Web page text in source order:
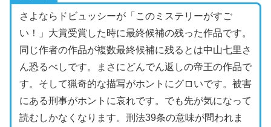
さよならドビュッシーが「このミステリーがすご
い！」大賞受賞した時に最終候補の残った作品です。
同じ作者の作品が複数最終候補に残るとは中山七里さ
ん恐るべしです。まさにどんでん返しの帝王の作品で
す。そして猟奇的な描写がホントにグロいです。被害
にある刑事がホントに哀れです。でも先が気になって
読むしかなくなります。刑法39条の意味が問われま